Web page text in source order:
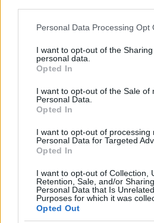
Personal Data Processing Opt
I want to opt-out of the
personal data.
Opted In
I want to opt-out of the Sale of
Personal Data.
Opted In
I want to opt-out of processing
Personal Data for Targeted
Opted In
I want to opt-out of Collection,
Retention, Sale, and/or
Personal Data that Is
Purposes for which it was
Opted Out
Navijači širom zemlje s
dočekuju prvi nastup
brojni poslodavci i
najavili posebne organizacije
zaposlenici i građani mogli
#Bingo